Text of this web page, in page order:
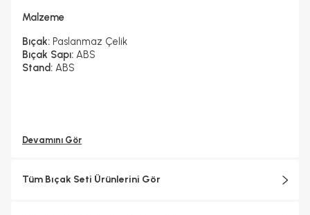
Malzeme
Bıçak: Paslanmaz Çelik
Bıçak Sapı: ABS
Stand: ABS
Devamını Gör
Tüm Bıçak Seti Ürünlerini Gör